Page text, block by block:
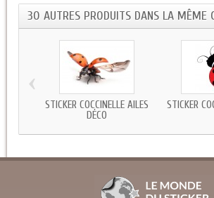
30 AUTRES PRODUITS DANS LA MÊME
STICKER COCCINELLE AILES
DÉCO
STICKER
‹